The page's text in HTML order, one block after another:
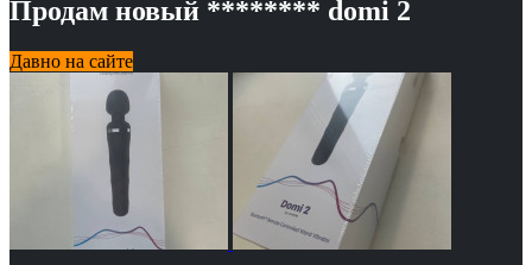
Продам новый ******** domi 2
Давно на сайте